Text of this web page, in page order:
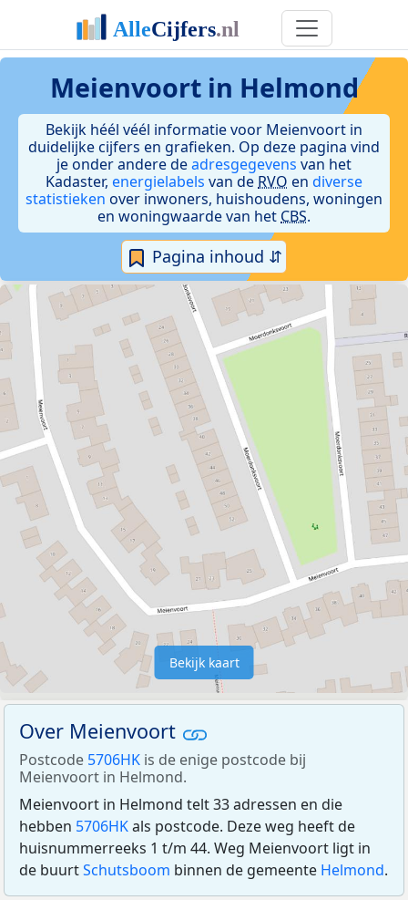
Meienvoort in Helmond
Bekijk héél véél informatie voor Meienvoort in
duidelijke cijfers en grafieken. Op deze pagina vind
je onder andere deadresgegevens van het
Kadaster, energielabels van de RVO en diverse
statistieken over inwoners, huishoudens, woningen
en woningwaarde van het CBS.
Pagina inhoud ⇵
Bekijk kaart
Over Meienvoort
Postcode 5706HK is de enige postcode bij
Meienvoort in Helmond.
Meienvoort in Helmond telt 33 adressen en die
hebben 5706HKals postcode. Deze weg heeft de
huisnummerreeks 1 t/m 44. Weg Meienvoort ligt in
de buurtSchutsboom binnen de gemeente Helmond.